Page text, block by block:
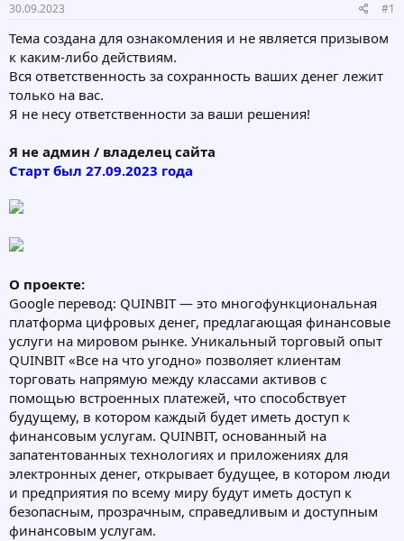
30.09.2023 #1
Тема создана для ознакомления и не является призывом
к каким-либо действиям.
Вся ответственность за сохранность ваших денег лежит
только на вас.
Я не несу ответственности за ваши решения!
Я не админ / владелец сайта
Старт был 27.09.2023 года
О проекте:
Google перевод: QUINBIT — это многофункциональная
платформа цифровых денег, предлагающая финансовые
услуги на мировом рынке. Уникальный торговый опыт
QUINBIT «Все на что угодно» позволяет клиентам
торговать напрямую между классами активов с
помощью встроенных платежей, что способствует
будущему, в котором каждый будет иметь доступ к
финансовым услугам. QUINBIT, основанный на
запатентованных технологиях и приложениях для
электронных денег, открывает будущее, в котором люди
и предприятия по всему миру будут иметь доступ к
безопасным, прозрачным, справедливым и доступным
финансовым услугам.